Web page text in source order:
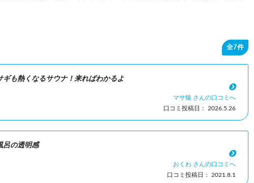
全7件
ギも熱くなるサウナ！来ればわかるよ
マサ猿 さんの口コミへ
口コミ投稿日： 2026.5.26
呂の透明感
おくわ さんの口コミへ
口コミ投稿日： 2021.8.1